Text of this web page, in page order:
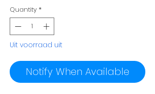
Quantity *
Uit voorraad uit
Notify When Available